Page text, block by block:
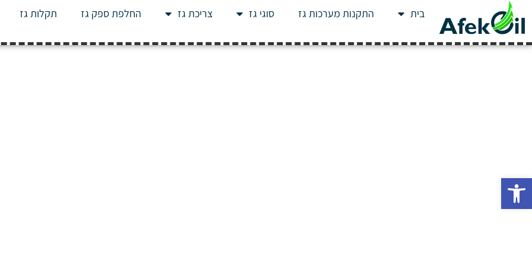
פתח סרגל נגישות
בית התקנות מערכות גז סוגי גז צריכת גז החלפת ספק גז תקלות גז